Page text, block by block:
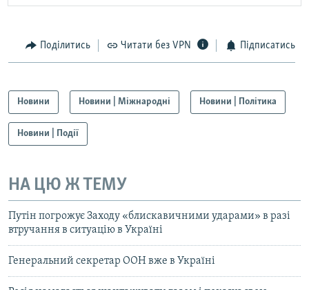
Поділитись Читати без VPN Підписатись
Новини Новини | Міжнародні Новини | Політика
Новини | Події
НА ЦЮ Ж ТЕМУ
Путін погрожує Заходу «блискавичними ударами» в разі
втручання в ситуацію в Україні
Генеральний секретар ООН вже в Україні